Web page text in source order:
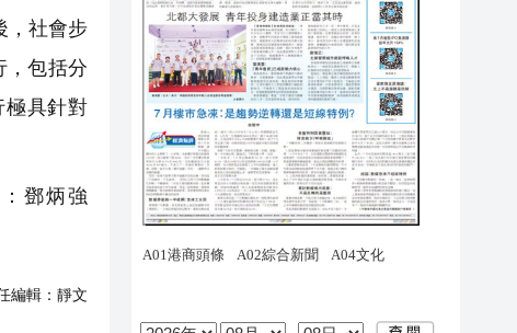
，社會步
，包括分
極具針對
鄧炳強
編輯： 靜文